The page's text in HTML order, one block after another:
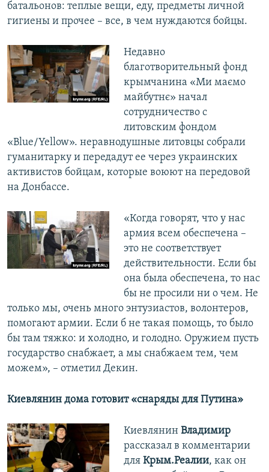
батальонов: теплые вещи, еду, предметы личной
гигиены и прочее – все, в чем нуждаются бойцы.
Недавно
благотворительный фонд
крымчанина «Ми маємо
майбутнє» начал
сотрудничество с
литовским фондом
«Blue/Yellow». неравнодушные литовцы собрали
гуманитарку и передадут ее через украинских
активистов бойцам, которые воюют на передовой
на Донбассе.
«Когда говорят, что у нас
армия всем обеспечена –
это не соответствует
действительности. Если бы
она была обеспечена, то нас
бы не просили ни о чем. Не
только мы, очень много энтузиастов, волонтеров,
помогают армии. Если б не такая помощь, то было
бы там тяжко: и холодно, и голодно. Оружием пусть
государство снабжает, а мы снабжаем тем, чем
можем», – отметил Декин.
Киевлянин дома готовит «снаряды для Путина»
Киевлянин Владимир
рассказал в комментарии
для Крым.Реалии, как он